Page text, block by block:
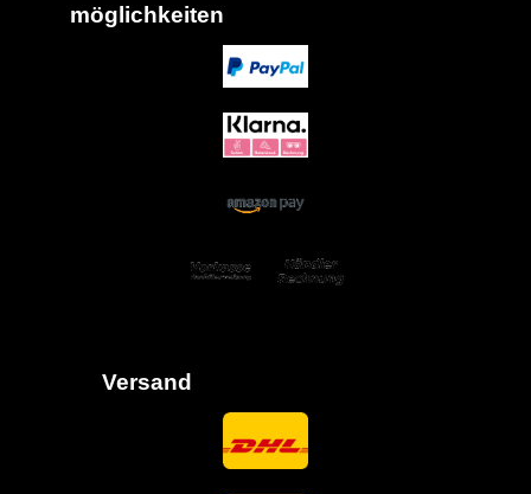
möglich keiten
Versand